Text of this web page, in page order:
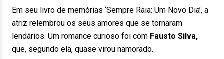
Em seu livro de memórias ‘Sempre Raia: Um Novo Dia’, a
atriz relembrou os seus amores que se tornaram
lendários. Um romance curioso foi com Fausto Silva,
que, segundo ela, quase virou namorado.